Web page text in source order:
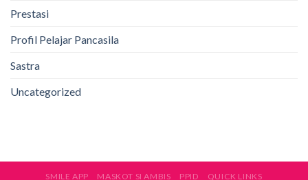
Prestasi
Profil Pelajar Pancasila
Sastra
Uncategorized
SMILE APP MASKOT SI AMBIS PPID QUICK LINKS